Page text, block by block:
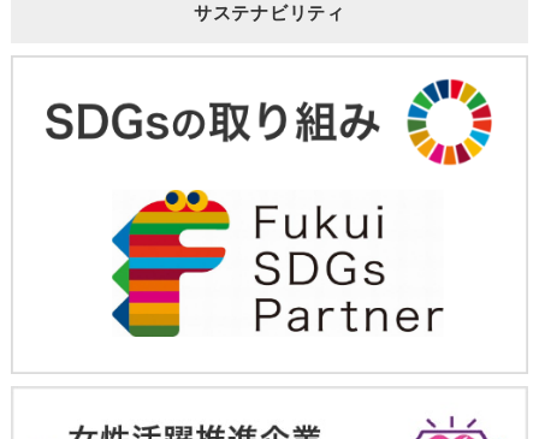
サステナビリティ